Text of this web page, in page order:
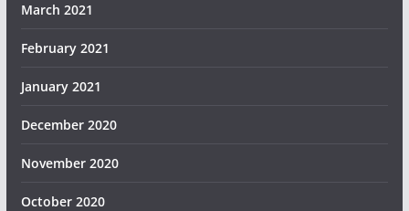
March 2021
February 2021
January 2021
December 2020
November 2020
October 2020